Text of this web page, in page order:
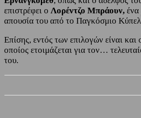
επιστρέφει ο Λορέντζο Μπράουν, ένα
απουσία του από το Παγκόσμιο
Επίσης, εντός των επιλογών είναι και
οποίος ετοιμάζεται για τον…
του.